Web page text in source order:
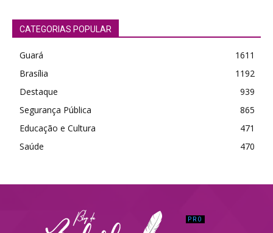
CATEGORIAS POPULAR
Guará
1611
Brasília
1192
Destaque
939
Segurança Pública
865
Educação e Cultura
471
Saúde
470